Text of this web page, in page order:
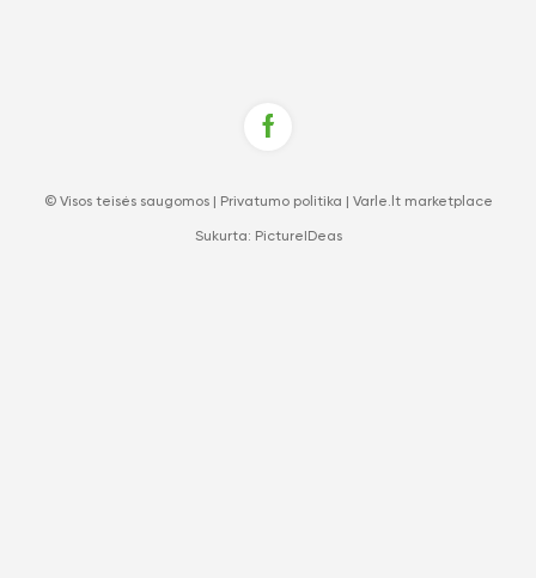
© Visos teisės saugomos | Privatumo politika Varle.lt marketplace
Sukurta: PictureIDeas